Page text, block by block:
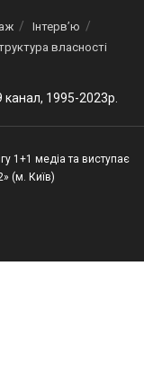
Інтерв’ю
власності
1995-2023р.
1+1 медіа та виступає
(м. Київ)